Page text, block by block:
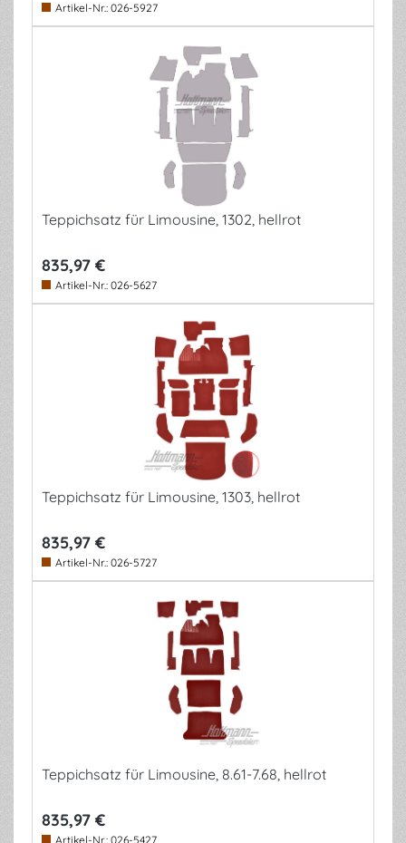
Artikel-Nr.: 026-5927
Teppichsatz für Limousine, 1302, hellrot
835,97 €
Artikel-Nr.: 026-5627
Teppichsatz für Limousine, 1303, hellrot
835,97 €
Artikel-Nr.: 026-5727
Teppichsatz für Limousine, 8.61-7.68, hellrot
835,97 €
Artikel-Nr.: 026-5427